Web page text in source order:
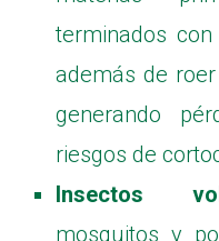
terminados
además de
generando
riesgos de
Insectos
mosquitos y